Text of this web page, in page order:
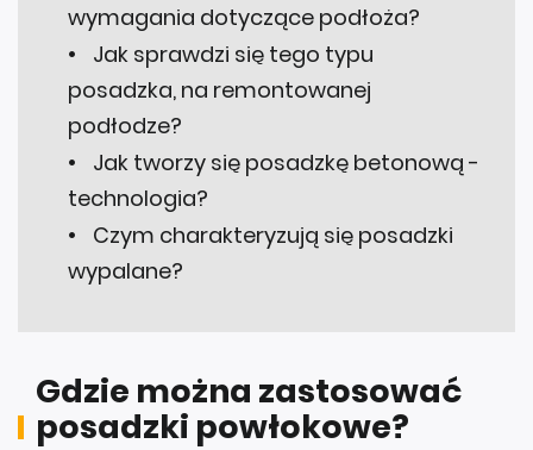
wymagania dotyczące podłoża?
Jak sprawdzi się tego typu
posadzka, na remontowanej
podłodze?
Jak tworzy się posadzkę betonową -
technologia?
Czym charakteryzują się posadzki
wypalane?
Gdzie można zastosować
posadzki powłokowe?